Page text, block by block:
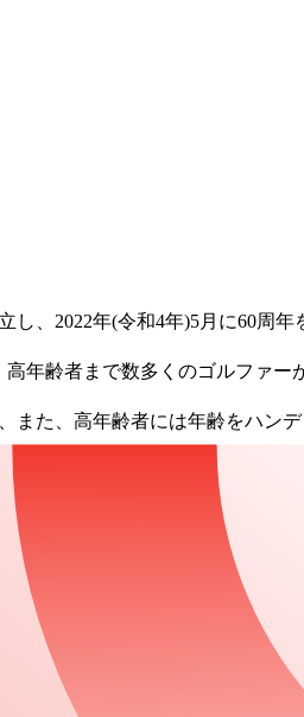
、2022年(令和4年)5⽉に60周
年齢者まで数多くのゴルファー
た、⾼年齢者には年齢をハン
ディキャップ)を発給しており、
、数多くのゴルファーが競技ゴ